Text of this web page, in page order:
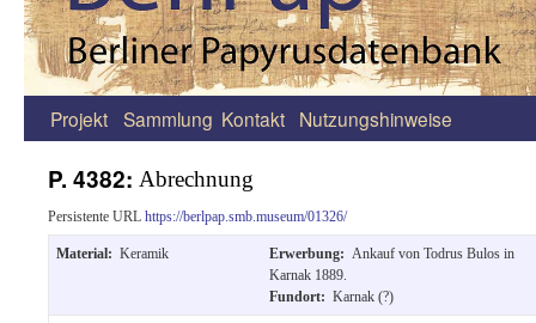
Zum
springen
Projekt Sammlung Kontakt Nutzungshinweise
P. 4382: Abrechnung
Persistente URL https://berlpap.smb.museum/01326/
Material: Keramik Erwerbung: Ankauf von Todrus Bulos in
Karnak 1889.
Fundort: Karnak (?)